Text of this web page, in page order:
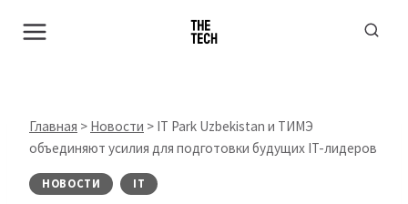
Главная > Новости > IT Park Uzbekistan и ТИМЭ
объединяют усилия для подготовки будущих IT-лидеров
НОВОСТИ IT